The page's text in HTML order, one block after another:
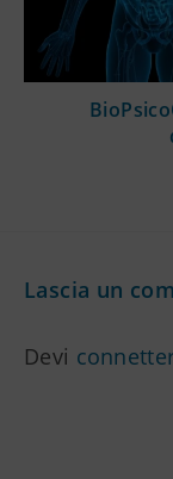
Lascia un
Devi